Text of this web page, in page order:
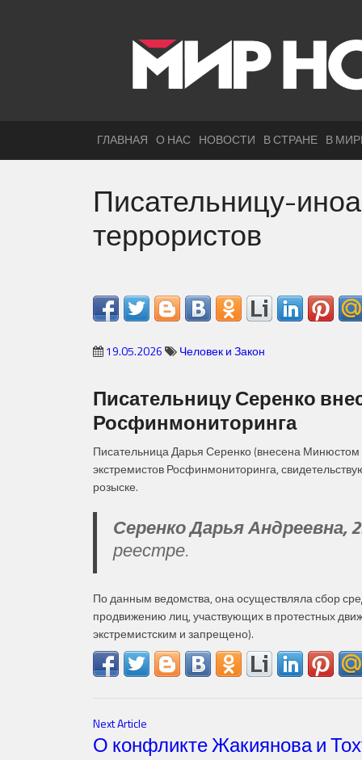
ГЛАВНАЯ О НАС НОВОСТИ В СТРАНЕ В
Писательницу-
террористов
19.05.2026 Человек и Закон
Писательницу Серенко
Росфинмониторинга
Писательница Дарья Серенко (внесена Минюстом
экстремистов Росфинмониторинга,
розыске.
Серенко Дарья Андреевна,
реестре.
По данным ведомства, она осуществляла сбор
продвижению лиц, участвующих в протестных
экстремистским и запрещено).
Next Article
О конфликте Жакиянова и